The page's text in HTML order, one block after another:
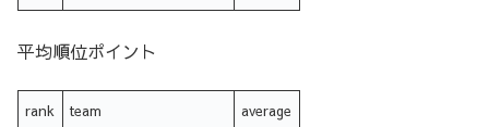
平均順位ポイント
rank team average